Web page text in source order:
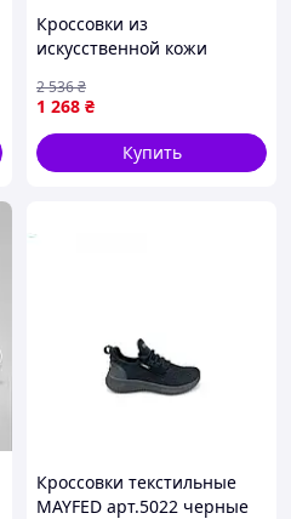
Кроссовки из
искусственной кожи
с искусственным мехом
черные
1 268 ₴
2 536₴
Купить
Кроссовки текстильные
MAYFED арт.5022 черные